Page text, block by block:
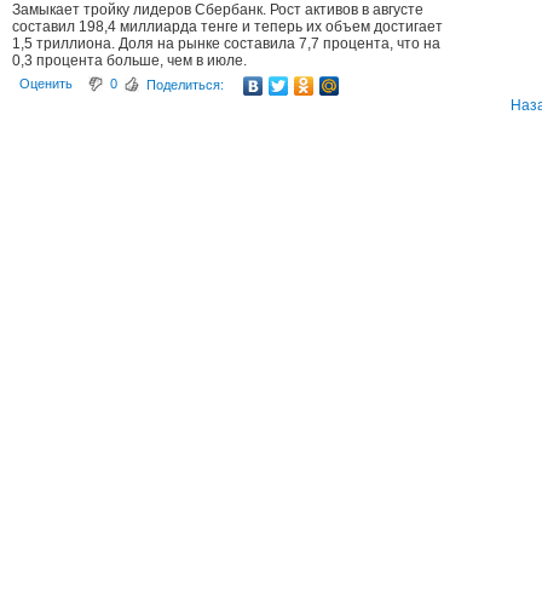
Замыкает тройку лидеров Сбербанк. Рост активов в августе
составил 198,4 миллиарда тенге и теперь их объем достигает
1,5 триллиона. Доля на рынке составила 7,7 процента, что на
0,3 процента больше, чем в июле.
Оценить 0 Поделиться: